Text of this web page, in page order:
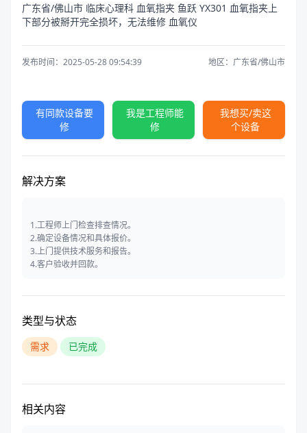
广东省/佛山市 临床心理科 血氧指夹 鱼跃 YX301 血氧指夹上
下部分被掰开完全损坏，无法维修 血氧仪
发布时间：2025-05-28 09:54:39 地区：广东省/佛山市
有同款设备要
修
我是工程师能
修
我想买/卖这
个设备
解决方案
1.工程师上门检查排查情况。
2.确定设备情况和具体报价。
3.上门提供技术服务和报告。
4.客户验收并回款。
类型与状态
需求 已完成
相关内容